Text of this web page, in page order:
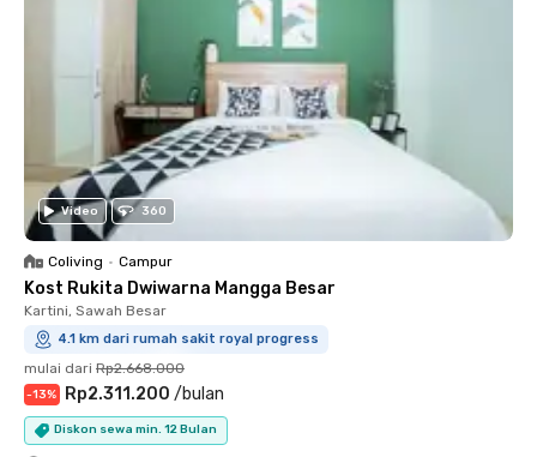
Video 360
Coliving • Campur
Kost Rukita Dwiwarna Mangga Besar
Kartini, Sawah Besar
4.1 km dari rumah sakit royal progress
mulai dari Rp2.668.000
-13% Rp2.311.200 /bulan
Diskon sewa min. 12 Bulan